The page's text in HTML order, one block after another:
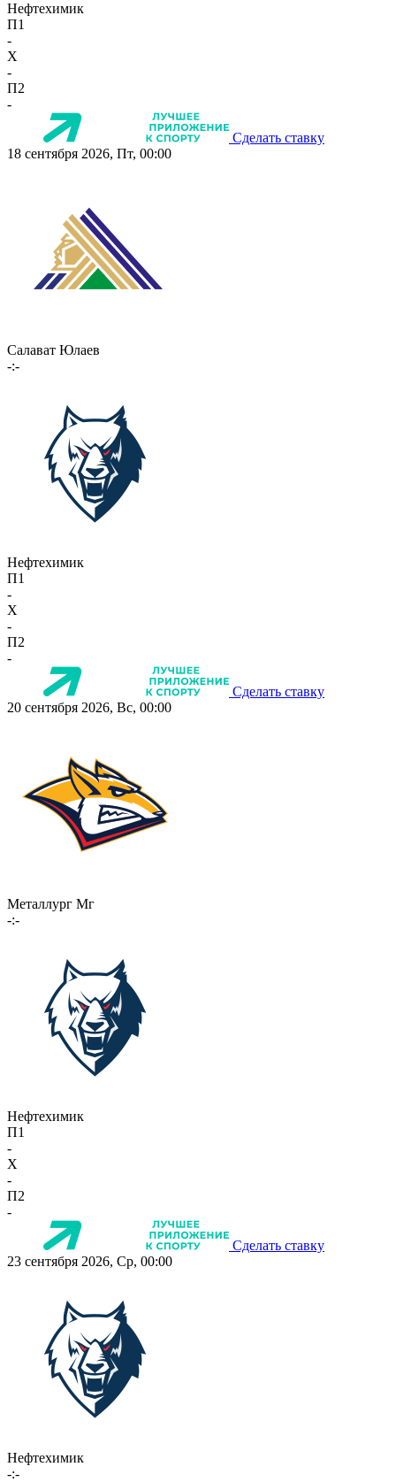
Нефтехимик
П1
-
X
-
П2
-
Сделать ставку
18 сентября 2026, Пт, 00:00
Салават Юлаев
-:-
Нефтехимик
П1
-
X
-
П2
-
Сделать ставку
20 сентября 2026, Вс, 00:00
Металлург Мг
-:-
Нефтехимик
П1
-
X
-
П2
-
Сделать ставку
23 сентября 2026, Ср, 00:00
Нефтехимик
-:-